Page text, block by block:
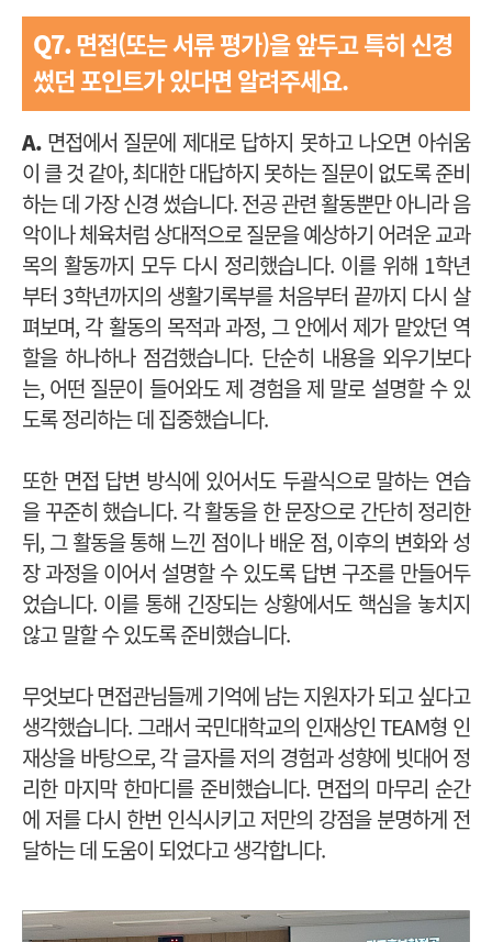
Q7. 면접(또는 서류 평가)을 앞두고 특히 신경
썼던 포인트가 있다면 알려주세요.
A. 면접에서 질문에 제대로 답하지 못하고 나오면 아쉬움
이 클 것 같아, 최대한 대답하지 못하는 질문이 없도록 준비
하는 데 가장 신경 썼습니다. 전공 관련 활동뿐만 아니라 음
악이나 체육처럼 상대적으로 질문을 예상하기 어려운 교과
목의 활동까지 모두 다시 정리했습니다. 이를 위해 1학년
부터 3학년까지의 생활기록부를 처음부터 끝까지 다시 살
펴보며, 각 활동의 목적과 과정, 그 안에서 제가 맡았던 역
할을 하나하나 점검했습니다. 단순히 내용을 외우기보다
는, 어떤 질문이 들어와도 제 경험을 제 말로 설명할 수 있
도록 정리하는 데 집중했습니다.
또한 면접 답변 방식에 있어서도 두괄식으로 말하는 연습
을 꾸준히 했습니다. 각 활동을 한 문장으로 간단히 정리한
뒤, 그 활동을 통해 느낀 점이나 배운 점, 이후의 변화와 성
장 과정을 이어서 설명할 수 있도록 답변 구조를 만들어두
었습니다. 이를 통해 긴장되는 상황에서도 핵심을 놓치지
않고 말할 수 있도록 준비했습니다.
무엇보다 면접관님들께 기억에 남는 지원자가 되고 싶다고
생각했습니다. 그래서 국민대학교의 인재상인 TEAM형 인
재상을 바탕으로, 각 글자를 저의 경험과 성향에 빗대어 정
리한 마지막 한마디를 준비했습니다. 면접의 마무리 순간
에 저를 다시 한번 인식시키고 저만의 강점을 분명하게 전
달하는 데 도움이 되었다고 생각합니다.